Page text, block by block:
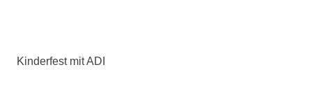
Kinderfest mit ADI